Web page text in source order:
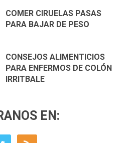
COMER CIRUELAS PASAS
PARA BAJAR DE PESO
CONSEJOS ALIMENTICIOS
PARA ENFERMOS DE COLÓN
IRRITBALE
EN: